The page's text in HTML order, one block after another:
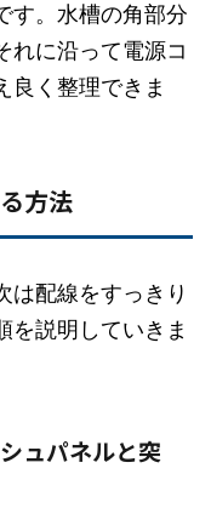
す。水槽の角部分
れに沿って電源コ
良く整理できま
方法
は配線をすっきり
を説明していきま
ュパネルと突